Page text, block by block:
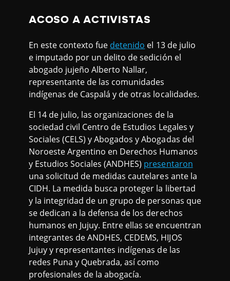
ACOSO A ACTIVISTAS
En este contexto fue detenido el 13 de julio
e imputado por un delito de sedición el
abogado jujeño Alberto Nallar,
representante de las comunidades
indígenas de Caspalá y de otras localidades.
El 14 de julio, las organizaciones de la
sociedad civil Centro de Estudios Legales y
Sociales (CELS) y Abogados y Abogadas del
Noroeste Argentino en Derechos Humanos
y Estudios Sociales (ANDHES) presentaron
una solicitud de medidas cautelares ante la
CIDH. La medida busca proteger la libertad
y la integridad de un grupo de personas que
se dedican a la defensa de los derechos
humanos en Jujuy. Entre ellas se encuentran
integrantes de ANDHES, CEDEMS, HIJOS
Jujuy y representantes indígenas de las
redes Puna y Quebrada, así como
profesionales de la abogacía.